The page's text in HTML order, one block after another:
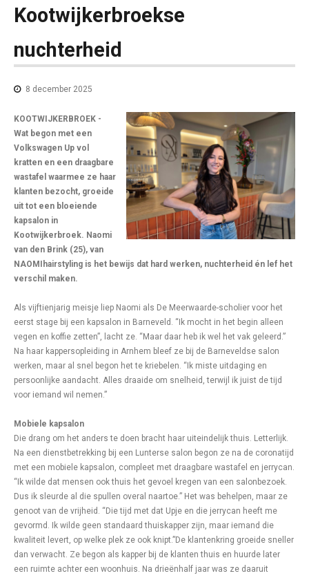
Kootwijkerbroekse
nuchterheid
8 december 2025
KOOTWIJKERBROEK -
Wat begon met een
Volkswagen Up vol
kratten en een draagbare
wastafel waarmee ze haar
klanten bezocht, groeide
uit tot een bloeiende
kapsalon in
Kootwijkerbroek. Naomi
van den Brink (25), van
NAOMIhairstyling is het bewijs dat hard werken, nuchterheid én lef het
verschil maken.
Als vijftienjarig meisje liep Naomi als De Meerwaarde-scholier voor het
eerst stage bij een kapsalon in Barneveld. “Ik mocht in het begin alleen
vegen en koffie zetten”, lacht ze. “Maar daar heb ik wel het vak geleerd.”
Na haar kappersopleiding in Arnhem bleef ze bij de Barneveldse salon
werken, maar al snel begon het te kriebelen. “Ik miste uitdaging en
persoonlijke aandacht. Alles draaide om snelheid, terwijl ik juist de tijd
voor iemand wil nemen.”
Mobiele kapsalon
Die drang om het anders te doen bracht haar uiteindelijk thuis. Letterlijk.
Na een dienstbetrekking bij een Lunterse salon begon ze na de coronatijd
met een mobiele kapsalon, compleet met draagbare wastafel en jerrycan.
“Ik wilde dat mensen ook thuis het gevoel kregen van een salonbezoek.
Dus ik sleurde al die spullen overal naartoe.” Het was behelpen, maar ze
genoot van de vrijheid. “Die tijd met dat Upje en die jerrycan heeft me
gevormd. Ik wilde geen standaard thuiskapper zijn, maar iemand die
kwaliteit levert, op welke plek ze ook knipt.”De klantenkring groeide sneller
dan verwacht. Ze begon als kapper bij de klanten thuis en huurde later
een ruimte achter een woonhuis. Na drieënhalf jaar was ze daaruit